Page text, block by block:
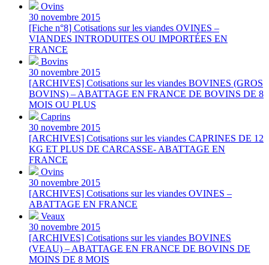
Ovins
30 novembre 2015
[Fiche n°8] Cotisations sur les viandes OVINES –
VIANDES INTRODUITES OU IMPORTÉES EN
FRANCE
Bovins
30 novembre 2015
[ARCHIVES] Cotisations sur les viandes BOVINES (GROS
BOVINS) – ABATTAGE EN FRANCE DE BOVINS DE 8
MOIS OU PLUS
Caprins
30 novembre 2015
[ARCHIVES] Cotisations sur les viandes CAPRINES DE 12
KG ET PLUS DE CARCASSE- ABATTAGE EN
FRANCE
Ovins
30 novembre 2015
[ARCHIVES] Cotisations sur les viandes OVINES –
ABATTAGE EN FRANCE
Veaux
30 novembre 2015
[ARCHIVES] Cotisations sur les viandes BOVINES
(VEAU) – ABATTAGE EN FRANCE DE BOVINS DE
MOINS DE 8 MOIS